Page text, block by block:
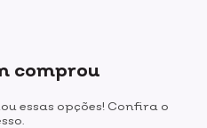
comprou
essas opções! Confira o